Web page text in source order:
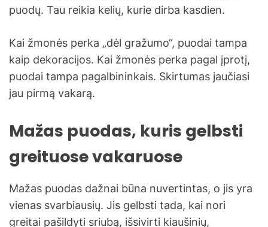
puodų. Tau reikia kelių, kurie dirba kasdien.
Kai žmonės perka „dėl gražumo“, puodai tampa
kaip dekoracijos. Kai žmonės perka pagal įprotį,
puodai tampa pagalbininkais. Skirtumas jaučiasi
jau pirmą vakarą.
Mažas puodas, kuris gelbsti
greituose vakaruose
Mažas puodas dažnai būna nuvertintas, o jis yra
vienas svarbiausių. Jis gelbsti tada, kai nori
greitai pašildyti sriubą, išsivirti kiaušinių,